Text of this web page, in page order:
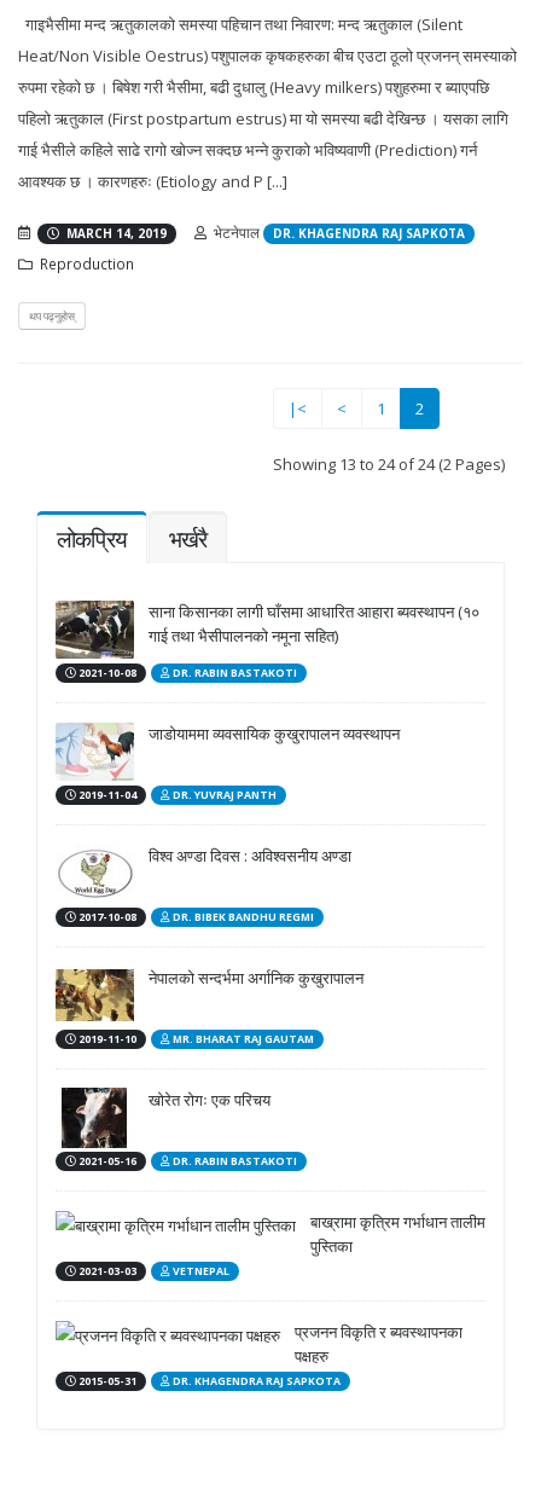
गाइभैसीमा मन्द ऋतुकालको समस्या पहिचान तथा निवारण: मन्द ऋतुकाल (Silent
Heat/Non Visible Oestrus) पशुपालक कृषकहरुका बीच एउटा ठूलो प्रजनन् समस्याको
रुपमा रहेको छ । बिषेश गरी भैसीमा, बढी दुधालु (Heavy milkers) पशुहरुमा र ब्याएपछि
पहिलो ऋतुकाल (First postpartum estrus) मा यो समस्या बढी देखिन्छ । यसका लागि
गाई भैसीले कहिले साढे रागो खोज्न सक्दछ भन्ने कुराको भविष्यवाणी (Prediction) गर्न
आवश्यक छ । कारणहरुः (Etiology and P [...]
MARCH 14, 2019 भेटनेपाल DR. KHAGENDRA RAJ SAPKOTA
Reproduction
थप पढ्नुहोस्
|< < 1 2
Showing 13 to 24 of 24 (2 Pages)
लोकप्रिय भर्खरै
साना किसानका लागी घाँसमा आधारित आहारा ब्यवस्थापन (१०
गाई तथा भैसीपालनको नमूना सहित)
2021-10-08 DR. RABIN BASTAKOTI
जाडोयाममा व्यवसायिक कुखुरापालन व्यवस्थापन
2019-11-04 DR. YUVRAJ PANTH
विश्व अण्डा दिवस : अविश्वसनीय अण्डा
2017-10-08 DR. BIBEK BANDHU REGMI
नेपालको सन्दर्भमा अर्गानिक कुखुरापालन
2019-11-10 MR. BHARAT RAJ GAUTAM
खोरेत रोगः एक परिचय
2021-05-16 DR. RABIN BASTAKOTI
बाख्रामा कृत्रिम गर्भाधान तालीम
पुस्तिका
2021-03-03 VETNEPAL
प्रजनन विकृति र ब्यवस्थापनका
पक्षहरु
2015-05-31 DR. KHAGENDRA RAJ SAPKOTA